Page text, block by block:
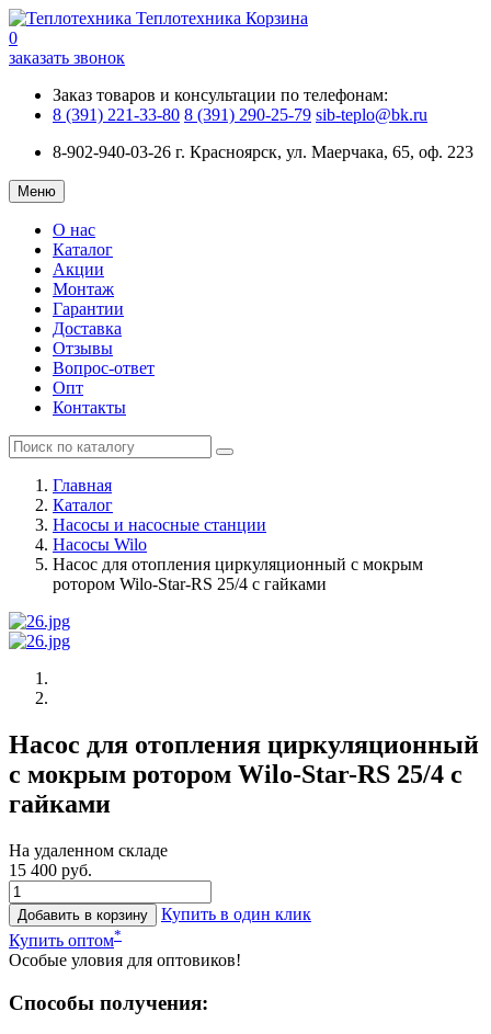
Теплотехника Корзина
0
заказать звонок
Заказ товаров и консультации по телефонам:
8 (391) 221-33-80 8 (391) 290-25-79 sib-teplo@bk.ru
8-902-940-03-26 г. Красноярск, ул. Маерчака, 65, оф. 223
Меню
О нас
Каталог
Акции
Монтаж
Гарантии
Доставка
Отзывы
Вопрос-ответ
Опт
Контакты
Главная
Каталог
Насосы и насосные станции
Насосы Wilo
Насос для отопления циркуляционный с мокрым
ротором Wilo-Star-RS 25/4 с гайками
Насос для отопления циркуляционный
с мокрым ротором Wilo-Star-RS 25/4 с
гайками
На удаленном складе
15 400 руб.
Добавить в корзину
Купить в один клик
Купить оптом*
Особые уловия для оптовиков!
Способы получения: